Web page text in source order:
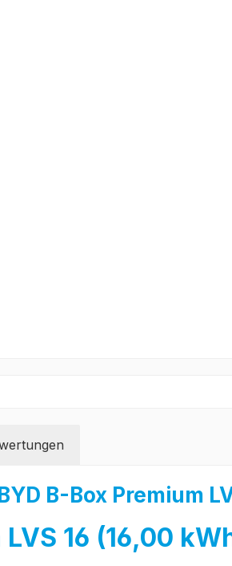
B-Box Premium
LVS 16 (16,00